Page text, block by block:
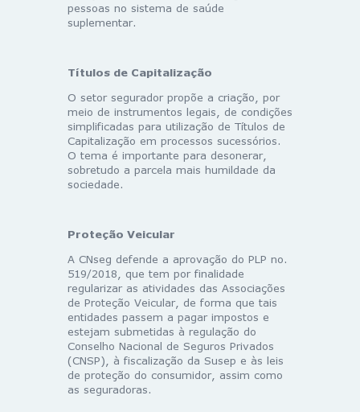
pessoas no sistema de saúde
suplementar.
Títulos de Capitalização
O setor segurador propõe a criação, por
meio de instrumentos legais, de condições
simplificadas para utilização de Títulos de
Capitalização em processos sucessórios.
O tema é importante para desonerar,
sobretudo a parcela mais humildade da
sociedade.
Proteção Veicular
A CNseg defende a aprovação do PLP no.
519/2018, que tem por finalidade
regularizar as atividades das Associações
de Proteção Veicular, de forma que tais
entidades passem a pagar impostos e
estejam submetidas à regulação do
Conselho Nacional de Seguros Privados
(CNSP), à fiscalização da Susep e às leis
de proteção do consumidor, assim como
as seguradoras.